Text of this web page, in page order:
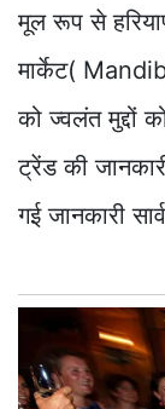
मूल रूप से
मार्केट(
को ज्वलंत मुद्दों
ट्रेंड की
गई जानकारी